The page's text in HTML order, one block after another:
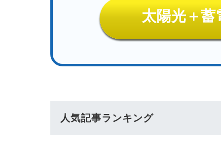
太陽光＋蓄
人気記事ランキング